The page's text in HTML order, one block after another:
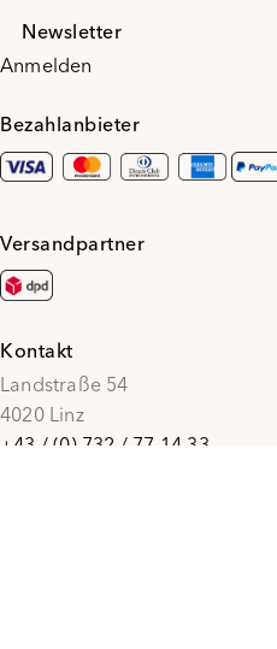
Newsletter
Anmelden
Bezahlanbieter
Versandpartner
Kontakt
Landstraße 54
4020 Linz
+43 / (0) 732 / 77 14 33